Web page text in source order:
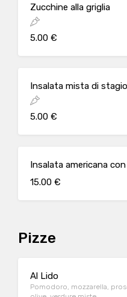
Zucchine alla griglia
5.00 €
Insalata mista di
5.00 €
Insalata americana
15.00 €
Pizze
Al Lido
Pomodoro, mozzarella,